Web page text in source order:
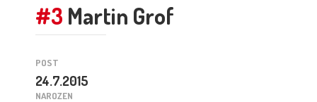
#3 Martin Grof
POST
24.7.2015
NAROZEN